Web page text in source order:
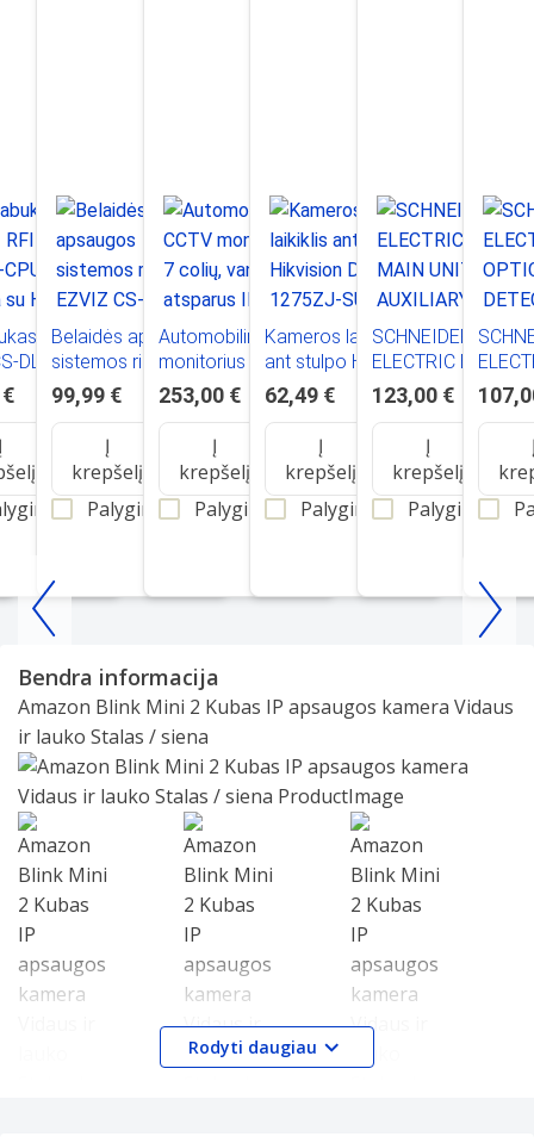
EZVIZ
DL-IC-
(veikia
Belaidės apsaugos
sistemos rinkinys
EZVIZ CS-Tx/A3
99,99 €
Į
krepšelį
Palyginti
Automobilinis CCTV
monitorius 7 colių,
vandeniui atsparus
IP69k
253,00 €
Į
krepšelį
Palyginti
Kameros laikiklis
ant stulpo Hikvision
DS-1275ZJ-SUS,
juodas
62,49 €
Į
krepšelį
Palyginti
SCHNEIDER
ELECTRIC ESMI -
MAIN UNIT
AUXILIARY -
SINGLE INPUT
MODULE - ESMI -
FFS06717011
123,00 €
Į
krepšelį
Palyginti
Item
25
Bendra informacija
Amazon Blink Mini 2 Kubas IP apsaugos kamera Vidaus
ir lauko Stalas / siena
Slide 1 of 3
Rodyti daugiau